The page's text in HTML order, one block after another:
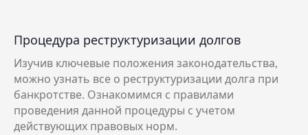
Процедура реструктуризации долгов
Изучив ключевые положения законодательства,
можно узнать все о реструктуризации долга при
банкротстве. Ознакомимся с правилами
проведения данной процедуры с учетом
действующих правовых норм.